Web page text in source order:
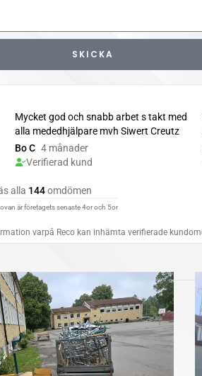
SKICKA